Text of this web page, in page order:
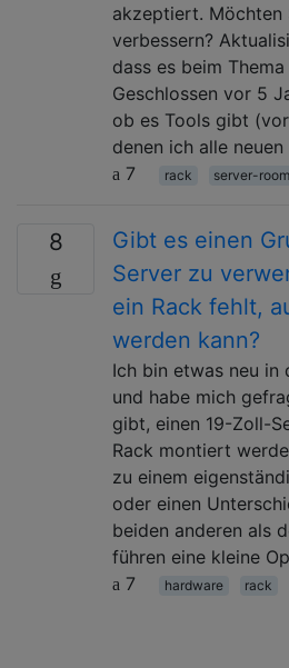
akzeptiert. Möchten
verbessern?
dass es beim
Geschlossen vor 5
ob es Tools gibt
denen ich alle
7
rack server-room
8
Gibt es einen
Server zu
ein Rack fehlt,
werden kann?
Ich bin etwas neu in
und habe mich
gibt, einen 19-Zoll-
Rack montiert
zu einem
oder einen
beiden anderen als
führen eine kleine
7
hardware rack